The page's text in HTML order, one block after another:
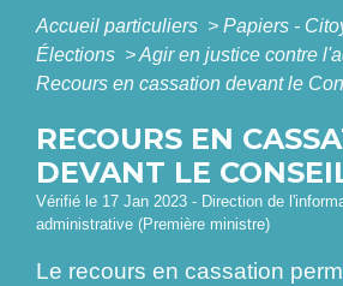
Accueil particuliers > Papiers -
Élections >Agir en justice contre
Recours en cassation devant le
RECOURS EN
DEVANT LE
Vérifié le 17 Jan 2023 - Direction de
administrative (Première ministre)
Le recours en cassation